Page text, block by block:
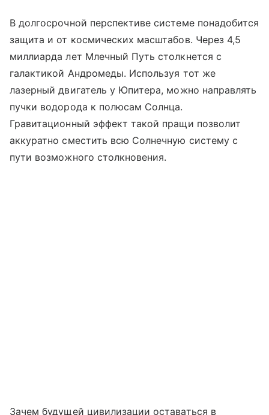
В долгосрочной перспективе системе понадобится
защита и от космических масштабов. Через 4,5
миллиарда лет Млечный Путь столкнется с
галактикой Андромеды. Используя тот же
лазерный двигатель у Юпитера, можно направлять
пучки водорода к полюсам Солнца.
Гравитационный эффект такой пращи позволит
аккуратно сместить всю Солнечную систему с
пути возможного столкновения.
Зачем будущей цивилизации оставаться в